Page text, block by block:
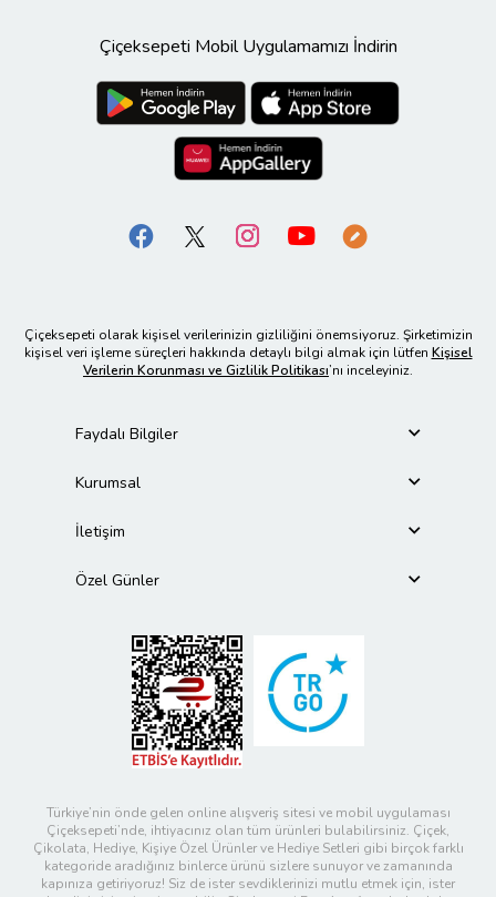
Çiçeksepeti Mobil Uygulamamızı İndirin
Çiçeksepeti olarak kişisel verilerinizin gizliliğini önemsiyoruz. Şirketimizin
kişisel veri işleme süreçleri hakkında detaylı bilgi almak için lütfen Kişisel
Verilerin Korunması ve Gizlilik Politikası’nı inceleyiniz.
Faydalı Bilgiler
Kurumsal
İletişim
Özel Günler
Türkiye’nin önde gelen online alışveriş sitesi ve mobil uygulaması
Çiçeksepeti’nde, ihtiyacınız olan tüm ürünleri bulabilirsiniz. Çiçek,
Çikolata, Hediye, Kişiye Özel Ürünler ve Hediye Setleri gibi birçok farklı
kategoride aradığınız binlerce ürünü sizlere sunuyor ve zamanında
kapınıza getiriyoruz! Siz de ister sevdiklerinizi mutlu etmek için, ister